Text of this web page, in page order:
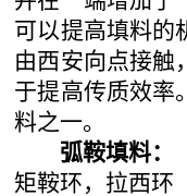
可以提高填料的
由西安向点接触
于提高传质效率
料之一。
弧鞍填料：
矩鞍环，拉西环